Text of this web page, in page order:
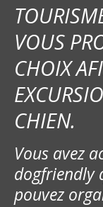
VOUS
CHOIX
CHIEN.
Vous avez
dogfriendly
pouvez